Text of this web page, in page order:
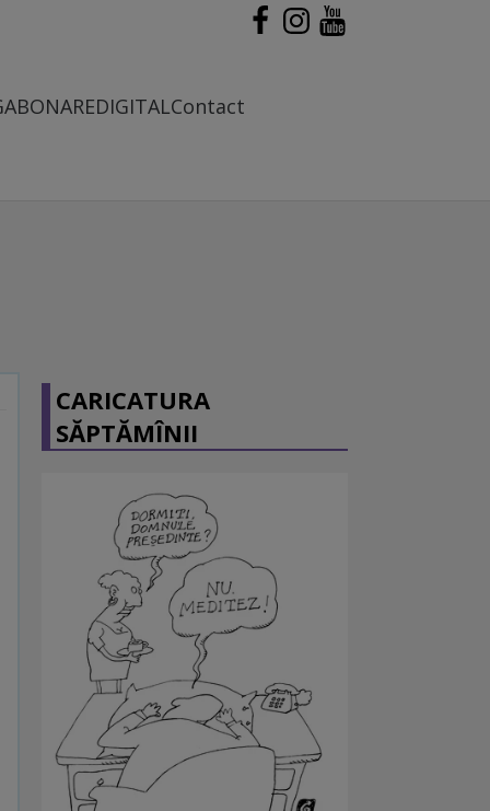
ABONAREDIGITALContact
CARICATURA
SĂPTĂMÎNII